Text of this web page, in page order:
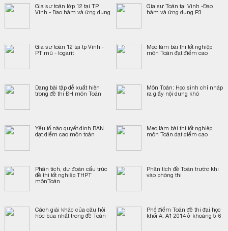
Gia sư toán lớp 12 tại TP
Vinh - Đạo hàm và ứng dụng
Gia sư Toán tại Vinh -Đạo
hàm và ứng dụng P3
Gia sư toán 12 tại tp Vinh -
PT mũ - logarit
Mẹo làm bài thi tốt nghiệp
môn Toán đạt điểm cao
Dạng bài tập dễ xuất hiện
trong đề thi ĐH môn Toán
Môn Toán: Học sinh chỉ nháp
ra giấy nội dung khó
Yếu tố nào quyết định BẠN
đạt điểm cao môn toán
Mẹo làm bài thi tốt nghiệp
môn Toán đạt điểm cao
Phân tích, dự đoán cấu trúc
đề thi tốt nghiệp THPT
mônToán
Phân tích đề Toán trước khi
vào phòng thi
Cách giải khác của câu hỏi
hóc búa nhất trong đề Toán
Phổ điểm Toán đề thi đại học
khối A, A1 2014 ở khoảng 5-6